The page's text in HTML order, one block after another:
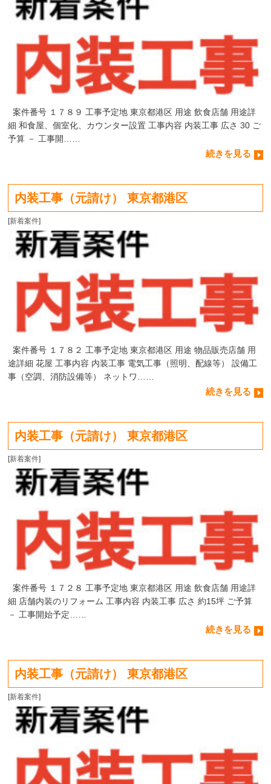
案件番号 １７８９ 工事予定地 東京都港区 用途 飲食店舗 用途詳
細 和食屋、個室化、カウンター設置 工事内容 内装工事 広さ 30 ご
予算 － 工事開……
続きを見る
内装工事（元請け） 東京都港区
[新着案件]
案件番号 １７８２ 工事予定地 東京都港区 用途 物品販売店舗 用
途詳細 花屋 工事内容 内装工事 電気工事（照明、配線等） 設備工
事（空調、消防設備等） ネットワ……
続きを見る
内装工事（元請け） 東京都港区
[新着案件]
案件番号 １７２８ 工事予定地 東京都港区 用途 飲食店舗 用途詳
細 店舗内装のリフォーム 工事内容 内装工事 広さ 約15坪 ご予算
－ 工事開始予定……
続きを見る
内装工事（元請け） 東京都港区
[新着案件]